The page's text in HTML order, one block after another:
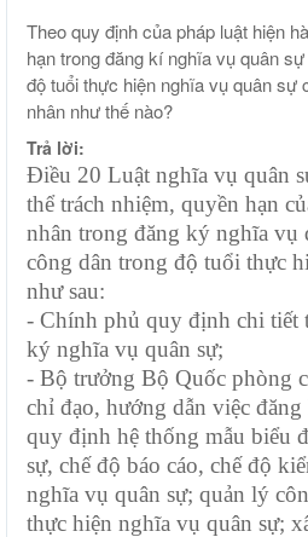
Theo quy định của pháp luật hiện
hạn trong đăng kí nghĩa vụ quân
độ tuổi thực hiện nghĩa vụ quân sự
nhân như thế nào?
Trả lời:
Điều 20 Luật nghĩa vụ quân
thể trách nhiệm, quyền hạn
nhân trong đăng ký nghĩa vụ
công dân trong độ tuổi thực
như sau:
- Chính phủ quy định chi tiết
ký nghĩa vụ quân sự;
- Bộ trưởng Bộ Quốc phòng
chỉ đạo, hướng dẫn việc
quy định hệ thống mẫu biểu
sự, chế độ báo cáo, chế độ
nghĩa vụ quân sự; quản lý
thực hiện nghĩa vụ quân sự;